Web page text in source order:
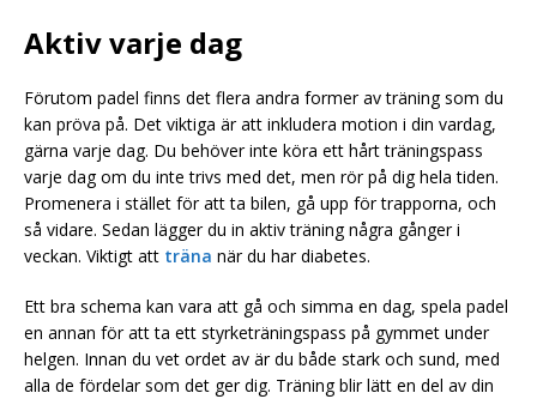
Aktiv varje dag
Förutom padel finns det flera andra former av träning som du
kan pröva på. Det viktiga är att inkludera motion i din vardag,
gärna varje dag. Du behöver inte köra ett hårt träningspass
varje dag om du inte trivs med det, men rör på dig hela tiden.
Promenera i stället för att ta bilen, gå upp för trapporna, och
så vidare. Sedan lägger du in aktiv träning några gånger i
veckan. Viktigt att träna när du har diabetes.
Ett bra schema kan vara att gå och simma en dag, spela padel
en annan för att ta ett styrketräningspass på gymmet under
helgen. Innan du vet ordet av är du både stark och sund, med
alla de fördelar som det ger dig. Träning blir lätt en del av din